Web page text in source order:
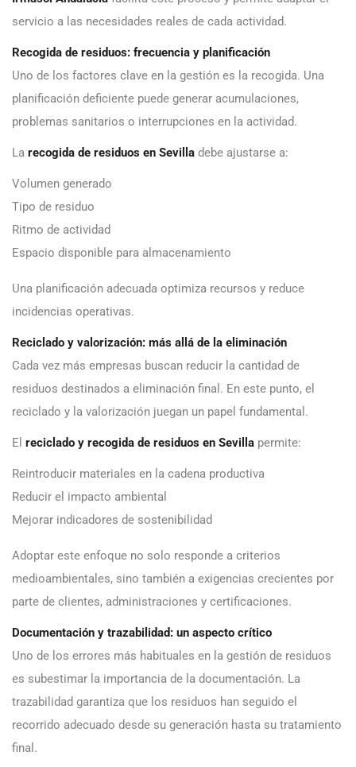
servicio a las necesidades reales de cada actividad.
Recogida de residuos: frecuencia y planificación
Uno de los factores clave en la gestión es la recogida. Una
planificación deficiente puede generar acumulaciones,
problemas sanitarios o interrupciones en la actividad.
La recogida de residuos en Sevilla debe ajustarse a:
Volumen generado
Tipo de residuo
Ritmo de actividad
Espacio disponible para almacenamiento
Una planificación adecuada optimiza recursos y reduce
incidencias operativas.
Reciclado y valorización: más allá de la eliminación
Cada vez más empresas buscan reducir la cantidad de
residuos destinados a eliminación final. En este punto, el
reciclado y la valorización juegan un papel fundamental.
El reciclado y recogida de residuos en Sevilla permite:
Reintroducir materiales en la cadena productiva
Reducir el impacto ambiental
Mejorar indicadores de sostenibilidad
Adoptar este enfoque no solo responde a criterios
medioambientales, sino también a exigencias crecientes por
parte de clientes, administraciones y certificaciones.
Documentación y trazabilidad: un aspecto crítico
Uno de los errores más habituales en la gestión de residuos
es subestimar la importancia de la documentación. La
trazabilidad garantiza que los residuos han seguido el
recorrido adecuado desde su generación hasta su tratamiento
final.